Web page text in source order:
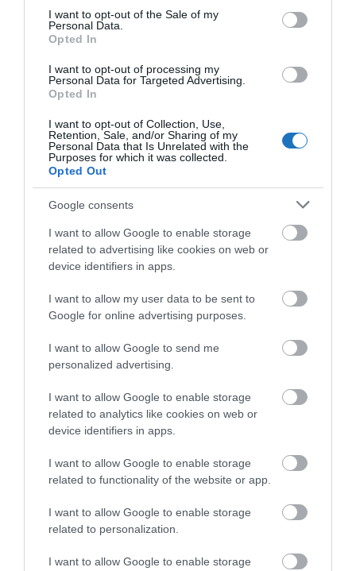
consent section.
I want to opt-out of the Sale of my
Personal Data.
Opted In
I want to opt-out of processing my
Personal Data for Targeted Advertising.
Opted In
I want to opt-out of Collection, Use,
Retention, Sale, and/or Sharing of my
Personal Data that Is Unrelated with the
Purposes for which it was collected.
Opted Out
Google consents
I want to allow Google to enable storage
related to advertising like cookies on web or
device identifiers in apps.
I want to allow my user data to be sent to
Google for online advertising purposes.
I want to allow Google to send me
personalized advertising.
I want to allow Google to enable storage
related to analytics like cookies on web or
device identifiers in apps.
I want to allow Google to enable storage
related to functionality of the website or app.
I want to allow Google to enable storage
related to personalization.
I want to allow Google to enable storage
TOVÁBBI CIKKEK
HETI BÖLCSESSÉG
"Az ember, aki a tengert nézi, szerelemtől
sújtott gyerek." Jean-Michel Maulpoix
KÖZÖSSÉGÜNK TÉGED IS VÁR!
NÉZZ KÖRBE TÉMÁK SZERINT!
AIRBNB AJÁNLÓ AUSZTRIA BALATON BELFÖLDI TURIZMUS